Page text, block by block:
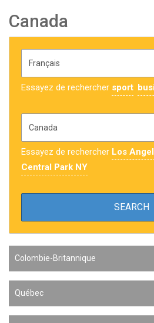
Canada
Essayez de rechercher sport
Essayez de rechercher Los
Central Park NY
Colombie-Britannique
Québec